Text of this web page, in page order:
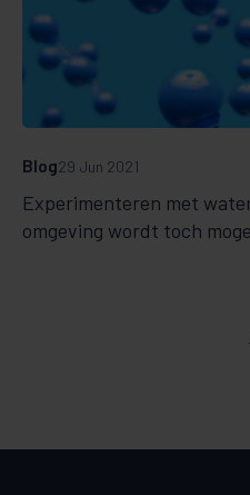
Experimenteren met
omgeving wordt toch
Blog29 Jun 2021